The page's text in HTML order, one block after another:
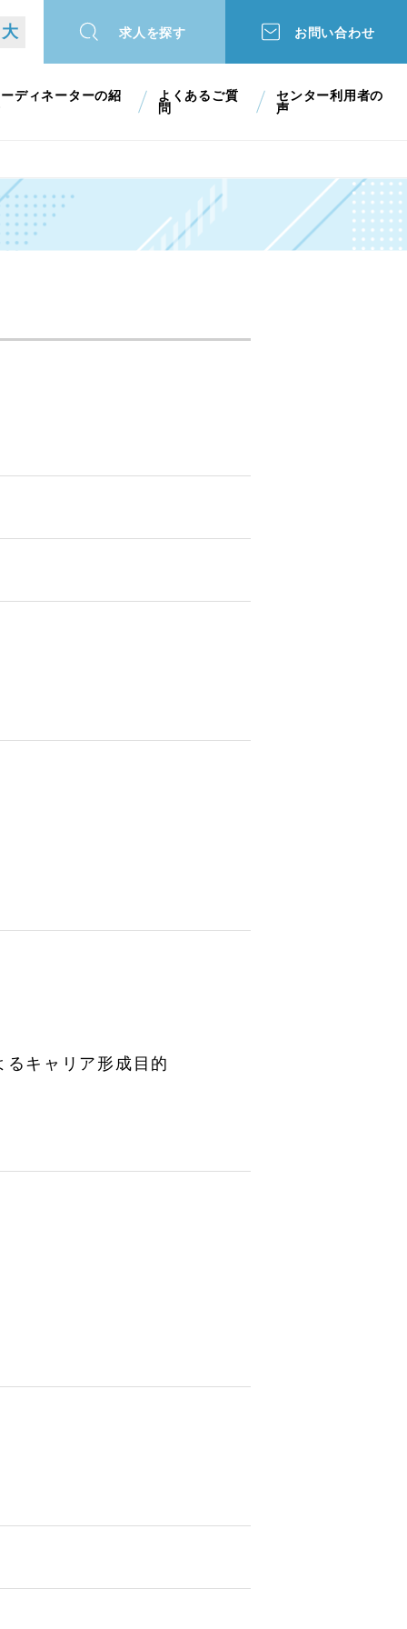
大
ディネーターの紹
よくあるご質
問
センター利用者の
声
求人を探す お問い合わせ
ャリア形成目的